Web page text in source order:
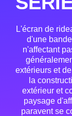
L'écran de
d'une
n'affectant
extérieurs et
la
extérieur et
paysage
paravent se